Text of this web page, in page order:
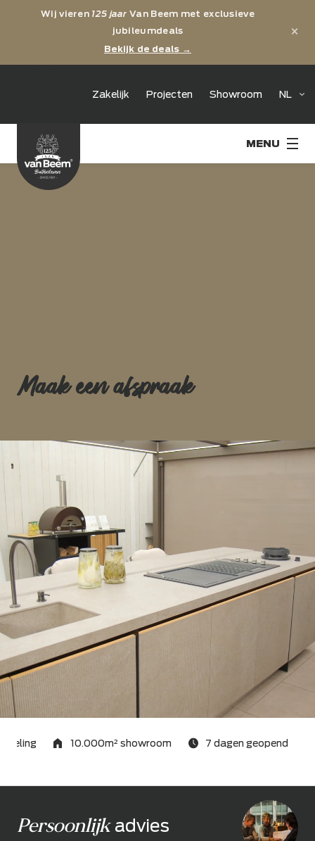
Wij vieren 125 jaar Van Beem met exclusieve
jubileumdeals
Bekijk de deals →
×
Zakelijk Projecten Showroom NL
Maak een afspraak
10.000m² showroom 7 dagen geopend
Persoonlijkadvies